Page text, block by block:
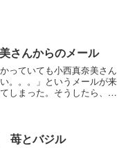
さんからのメール
っていても小西真奈美さん
。。。」というメールが来
しまった。そうしたら、こ
苺とバジル